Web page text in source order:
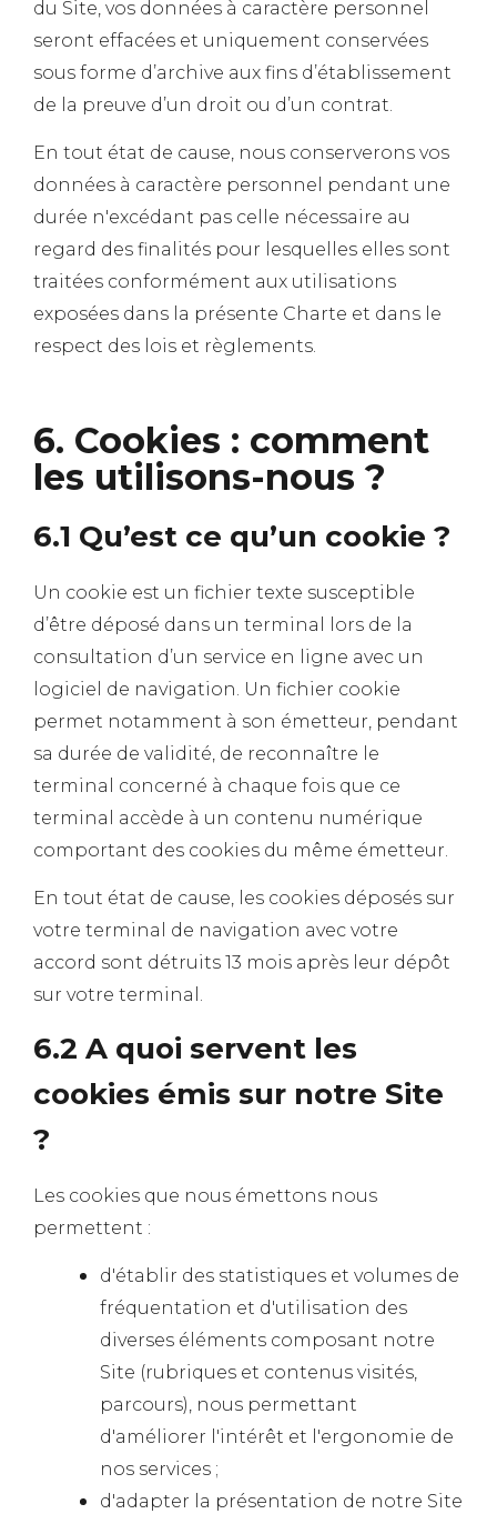
du Site, vos données à caractère personnel
seront effacées et uniquement conservées
sous forme d’archive aux fins d’établissement
de la preuve d’un droit ou d’un contrat.
En tout état de cause, nous conserverons vos
données à caractère personnel pendant une
durée n'excédant pas celle nécessaire au
regard des finalités pour lesquelles elles sont
traitées conformément aux utilisations
exposées dans la présente Charte et dans le
respect des lois et règlements.
6. Cookies : comment
les utilisons-nous ?
6.1 Qu’est ce qu’un cookie ?
Un cookie est un fichier texte susceptible
d’être déposé dans un terminal lors de la
consultation d’un service en ligne avec un
logiciel de navigation. Un fichier cookie
permet notamment à son émetteur, pendant
sa durée de validité, de reconnaître le
terminal concerné à chaque fois que ce
terminal accède à un contenu numérique
comportant des cookies du même émetteur.
En tout état de cause, les cookies déposés sur
votre terminal de navigation avec votre
accord sont détruits 13 mois après leur dépôt
sur votre terminal.
6.2 A quoi servent les
cookies émis sur notre Site
?
Les cookies que nous émettons nous
permettent :
d'établir des statistiques et volumes de
fréquentation et d'utilisation des
diverses éléments composant notre
Site (rubriques et contenus visités,
parcours), nous permettant
d'améliorer l'intérêt et l'ergonomie de
nos services ;
d'adapter la présentation de notre Site